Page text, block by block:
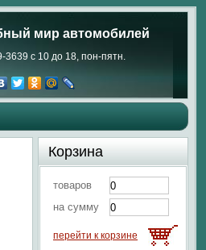
мир автомобилей
3639 с 10 до 18, пон-пятн.
Корзина
товаров
на сумму
перейти к корзине